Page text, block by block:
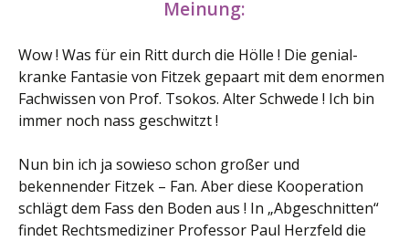
Meinung:
Wow ! Was für ein Ritt durch die Hölle ! Die genial-
kranke Fantasie von Fitzek gepaart mit dem enormen
Fachwissen von Prof. Tsokos. Alter Schwede ! Ich bin
immer noch nass geschwitzt !
Nun bin ich ja sowieso schon großer und
bekennender Fitzek – Fan. Aber diese Kooperation
schlägt dem Fass den Boden aus ! In „Abgeschnitten“
findet Rechtsmediziner Professor Paul Herzfeld die